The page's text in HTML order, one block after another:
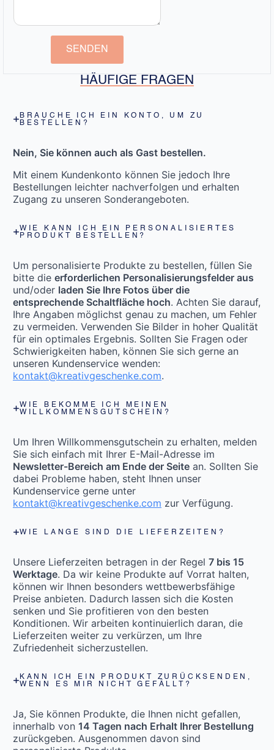
SENDEN
HÄUFIGE FRAGEN
BRAUCHE ICH EIN KONTO, UM ZU
BESTELLEN?
Nein, Sie können auch als Gast bestellen.
Mit einem Kundenkonto können Sie jedoch Ihre
Bestellungen leichter nachverfolgen und erhalten
Zugang zu unseren Sonderangeboten.
WIE KANN ICH EIN PERSONALISIERTES
PRODUKT BESTELLEN?
Um personalisierte Produkte zu bestellen, füllen Sie
bitte die erforderlichen Personalisierungsfelder aus
und/oder laden Sie Ihre Fotos über die
entsprechende Schaltfläche hoch. Achten Sie darauf,
Ihre Angaben möglichst genau zu machen, um Fehler
zu vermeiden. Verwenden Sie Bilder in hoher Qualität
für ein optimales Ergebnis. Sollten Sie Fragen oder
Schwierigkeiten haben, können Sie sich gerne an
unseren Kundenservice wenden:
kontakt@kreativgeschenke.com.
WIE BEKOMME ICH MEINEN
WILLKOMMENSGUTSCHEIN?
Um Ihren Willkommensgutschein zu erhalten, melden
Sie sich einfach mit Ihrer E-Mail-Adresse im
Newsletter-Bereich am Ende der Seite an. Sollten Sie
dabei Probleme haben, steht Ihnen unser
Kundenservice gerne unter
kontakt@kreativgeschenke.com zur Verfügung.
WIE LANGE SIND DIE LIEFERZEITEN?
Unsere Lieferzeiten betragen in der Regel 7 bis 15
Werktage. Da wir keine Produkte auf Vorrat halten,
können wir Ihnen besonders wettbewerbsfähige
Preise anbieten. Dadurch lassen sich die Kosten
senken und Sie profitieren von den besten
Konditionen. Wir arbeiten kontinuierlich daran, die
Lieferzeiten weiter zu verkürzen, um Ihre
Zufriedenheit sicherzustellen.
KANN ICH EIN PRODUKT ZURÜCKSENDEN,
WENN ES MIR NICHT GEFÄLLT?
Ja, Sie können Produkte, die Ihnen nicht gefallen,
innerhalb von 14 Tagen nach Erhalt Ihrer Bestellung
zurückgeben. Ausgenommen davon sind